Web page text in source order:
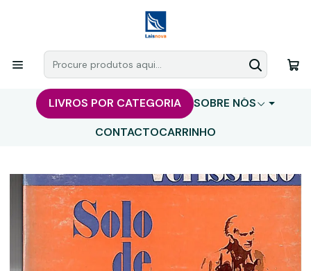
LIVROS POR CATEGORIA
SOBRE NÓS
CONTACTOCARRINHO